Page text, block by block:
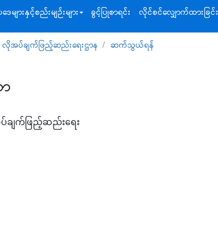
ေများနှင့်စည်းမျဉ်းများ ခွင့်ပြုစာရင်း လိုင်စင်လျှောက်ထားခြင်း
အပ်ချက်ဖြည့်ဆည်းရေးဌာန ဆက်သွယ်ရန်
ျက်ဖြည့်ဆည်းရေး